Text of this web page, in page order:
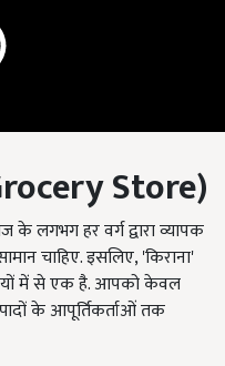
Store)
लगभग हर वर्ग द्वारा व्यापक
चाहिए. इसलिए, 'किराना'
में से एक है. आपको केवल
के आपूर्तिकर्ताओं तक